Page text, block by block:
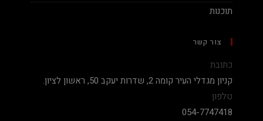
תוכנות
צור קשר
כתובת
קניון מגדלי העיר קומה 2, שדרות יעקב 50, ראשון לציון.
טלפון
054-7747418